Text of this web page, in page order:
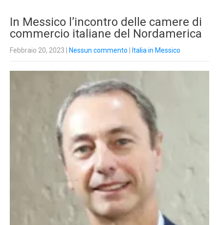
In Messico l’incontro delle camere di
commercio italiane del Nordamerica
Febbraio 20, 2023 Nessun commento Italia in Messico